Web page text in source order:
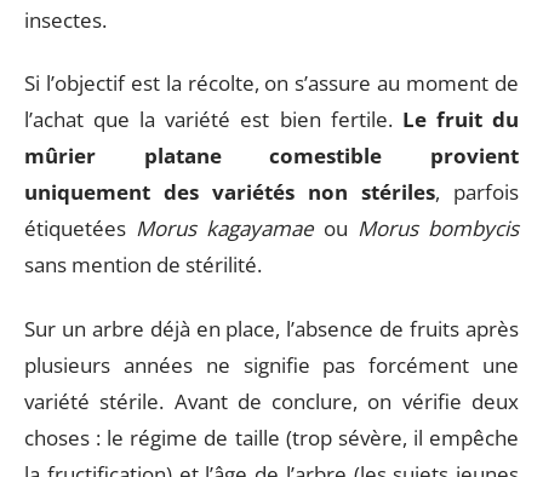
insectes.
Si l’objectif est la récolte, on s’assure au moment de
l’achat que la variété est bien fertile. Le fruit du
mûrier platane comestible provient
uniquement des variétés non stériles, parfois
étiquetées Morus kagayamae ou Morus bombycis
sans mention de stérilité.
Sur un arbre déjà en place, l’absence de fruits après
plusieurs années ne signifie pas forcément une
variété stérile. Avant de conclure, on vérifie deux
choses : le régime de taille (trop sévère, il empêche